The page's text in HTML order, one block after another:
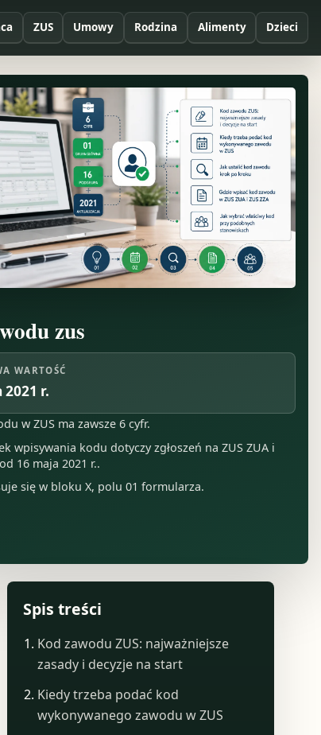
ZUS Umowy Rodzina Alimenty Dzieci
zus
WARTOŚĆ
2021 r.
w ZUS ma zawsze 6 cyfr.
wpisywania kodu dotyczy zgłoszeń na ZUS ZUA i
16 maja 2021 r..
się w bloku X, polu 01 formularza.
Spis treści
Kod zawodu ZUS: najważniejsze
zasady i decyzje na start
Kiedy trzeba podać kod
wykonywanego zawodu w ZUS